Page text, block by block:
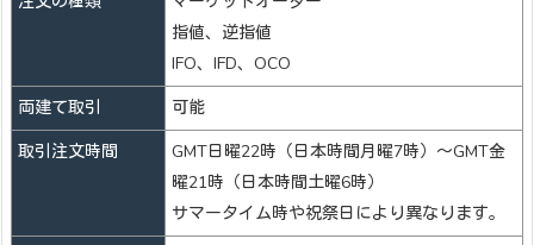
指値、逆指値
IFO、IFD、OCO
両建て取引
可能
取引注文時間
GMT日曜22時（日本時間月曜7時）～GMT金
曜21時（日本時間土曜6時）
サマータイム時や祝祭日により異なります。